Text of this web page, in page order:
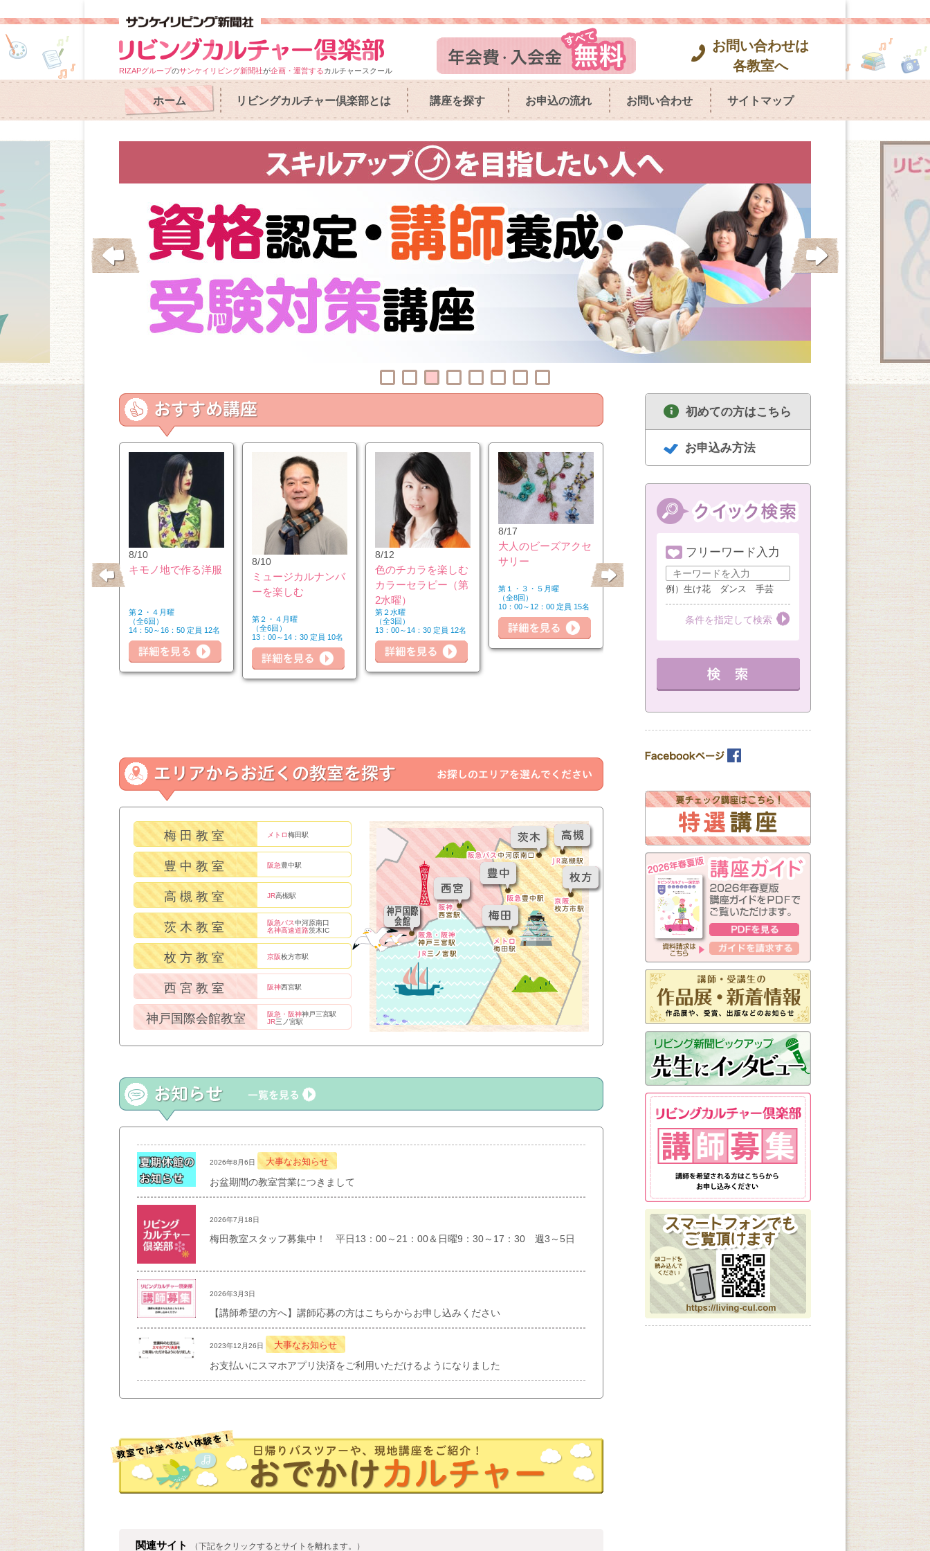
RIZAPグループのサンケイリビング新聞社が企画・運営するカルチャースクール
お問い合わせは
各教室へ
ホーム リビングカルチャー倶楽部とは 講座を探す お申込の流れ お問い合わせ サイトマップ
10/26
はじめてのウクレレ
第２・４月曜
（全6回）
14：50～16：20 定員 6名
8/10
キモノ地で作る洋服
第２・４月曜
（全6回）
14：50～16：50 定員 12名
8/10
ミュージカルナンバ
ーを楽しむ
第２・４月曜
（全6回）
13：00～14：30 定員 10名
8/12
色のチカラを楽しむ
カラーセラピー（第
2水曜）
第２水曜
（全3回）
13：00～14：30 定員 12名
8/17
大人のビーズアクセ
サリー
第１・３・５月曜
（全8回）
10：00～12：00 定員 15名
セルフリセットヨガ
女性限定（1・3・5
8/18
中高年のための囲碁
講座 経験者
（全1回）
8/19
ハンドメイ
第３水曜
（全3回）
12：30～14：30
を見る
詳細を見る
詳細を見る 詳細を見る
詳細を見る
詳細を見る
梅田教室 メトロ梅田駅
豊中教室 阪急豊中駅
高槻教室 JR高槻駅
茨木教室 阪急バス中河原南口
名神高速道路茨木IC
枚方教室 京阪枚方市駅
西宮教室 阪神西宮駅
神戸国際会館教室 阪急・阪神神戸三宮駅
JR三ノ宮駅
2026年8月6日 大事なお知らせ
お盆期間の教室営業につきまして
2026年7月18日
梅田教室スタッフ募集中！ 平日13：00～21：00＆日曜9：30～17：30 週3～5日
2026年3月3日
【講師希望の方へ】講師応募の方はこちらからお申し込みください
2023年12月26日 大事なお知らせ
お支払いにスマホアプリ決済をご利用いただけるようになりました
関連サイト （下記をクリックするとサイトを離れます。）
初めての方はこちら
お申込み方法
フリーワード入力
例）生け花 ダンス 手芸
条件を指定して検索
教室を選ぶ
月 火 水
木
金
土 日
（※複数回答可）
開始時間の指定
午前の部
午後の部
夜の部
（※複数回答可）
新しく始まる講座
1日講座
体験講座
講座説明会